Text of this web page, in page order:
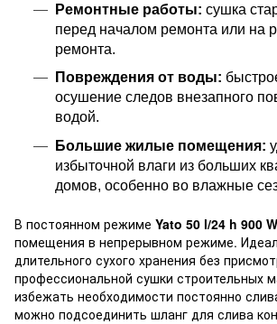
Ремонтные работы: сушка
перед началом ремонта или на
ремонта.
Повреждения от воды:
осушение следов внезапного
водой.
Большие жилые помещения:
избыточной влаги из больших
домов, особенно во влажные
В постоянном режиме Yato 50 l/24 h 900 W
помещения в непрерывном режиме.
длительного сухого хранения без
профессиональной сушки строительных
избежать необходимости постоянно
можно подсоединить шланг для слива